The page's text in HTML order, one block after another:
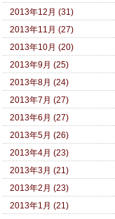
2013年12月 (31)
2013年11月 (27)
2013年10月 (20)
2013年9月 (25)
2013年8月 (24)
2013年7月 (27)
2013年6月 (27)
2013年5月 (26)
2013年4月 (23)
2013年3月 (21)
2013年2月 (23)
2013年1月 (21)